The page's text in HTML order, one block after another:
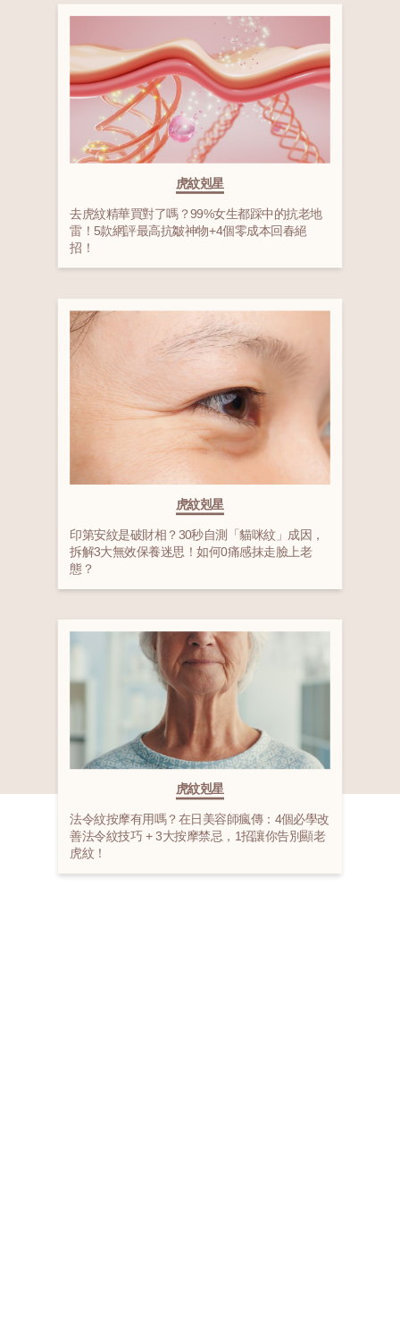
虎紋剋星
去虎紋精華買對了嗎？99%女生都踩中的抗老地
雷！5款網評最高抗皺神物+4個零成本回春絕
招！
虎紋剋星
印第安紋是破財相？30秒自測「貓咪紋」成因，
拆解3大無效保養迷思！如何0痛感抹走臉上老
態？
虎紋剋星
法令紋按摩有用嗎？在日美容師瘋傳：4個必學改
善法令紋技巧 + 3大按摩禁忌，1招讓你告別顯老
虎紋！